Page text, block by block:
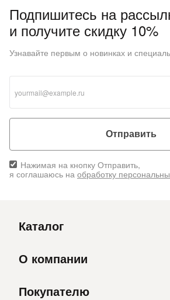
Подпишитесь на
и получите скидку 10%
Узнавайте первым о новинках и
Отправить
Нажимая на кнопку Отправить,
я соглашаюсь на обработку
Каталог
О компании
Покупателю